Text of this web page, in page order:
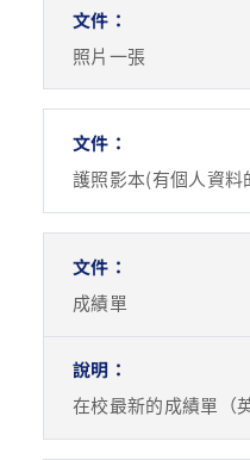
照片一張
護照影本(有個人資料
成績單
在校最新的成績單（